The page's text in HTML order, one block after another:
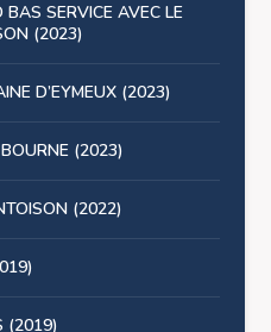
SERVICE AVEC LE
(2023)
D’EYMEUX (2023)
(2023)
(2022)
(2019)